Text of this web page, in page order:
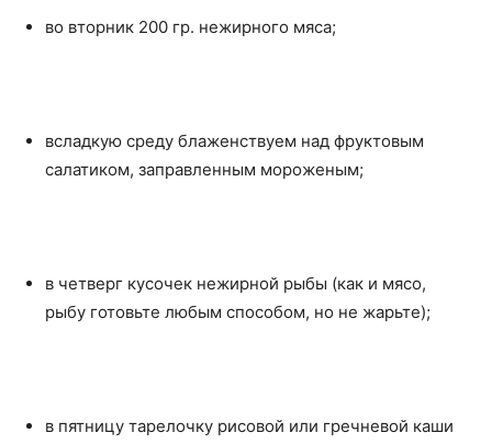
во вторник 200 гр. нежирного мяса;
всладкую среду блаженствуем над фруктовым
салатиком, заправленным мороженым;
в четверг кусочек нежирной рыбы (как и мясо,
рыбу готовьте любым способом, но не жарьте);
в пятницу тарелочку рисовой или гречневой каши